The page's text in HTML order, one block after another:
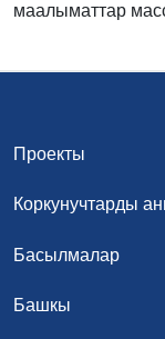
маалыматтар
Проекты
Коркунучтарды
Басылмалар
Башкы